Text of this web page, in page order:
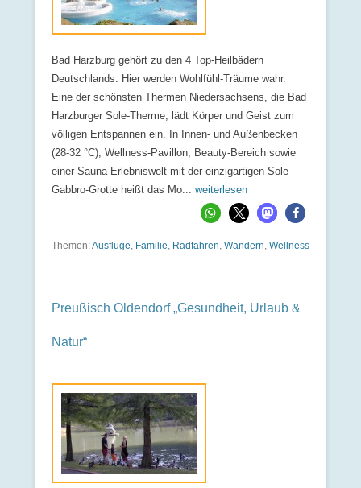
Bad Harzburg gehört zu den 4 Top-Heilbädern
Deutschlands. Hier werden Wohlfühl-Träume wahr.
Eine der schönsten Thermen Niedersachsens, die Bad
Harzburger Sole-Therme, lädt Körper und Geist zum
völligen Entspannen ein. In Innen- und Außenbecken
(28-32 °C), Wellness-Pavillon, Beauty-Bereich sowie
einer Sauna-Erlebniswelt mit der einzigartigen Sole-
Gabbro-Grotte heißt das Mo... weiterlesen
Themen:Ausflüge, Familie, Radfahren, Wandern, Wellness
Preußisch Oldendorf „Gesundheit, Urlaub &
Natur“